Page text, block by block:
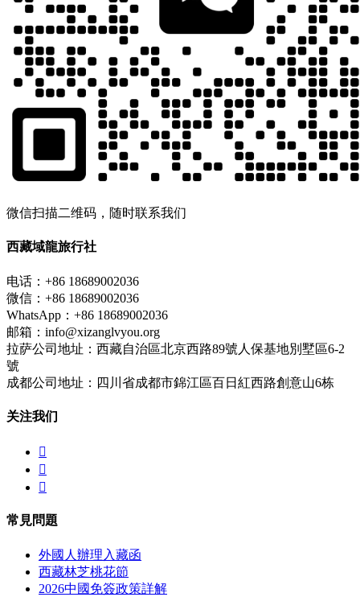
微信扫描二维码，随时联系我们
西藏域龍旅行社
电话：+86 18689002036
微信：+86 18689002036
WhatsApp：+86 18689002036
邮箱：info@xizanglvyou.org
拉萨公司地址：西藏自治區北京西路89號人保基地別墅區6-2
號
成都公司地址：四川省成都市錦江區百日紅西路創意山6栋
关注我们



常見問題
外國人辦理入藏函
西藏林芝桃花節
2026中國免簽政策詳解